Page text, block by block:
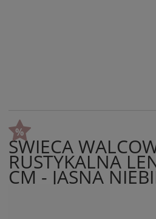
ŚWIECA
RUSTYKALNA
CM - JASNA